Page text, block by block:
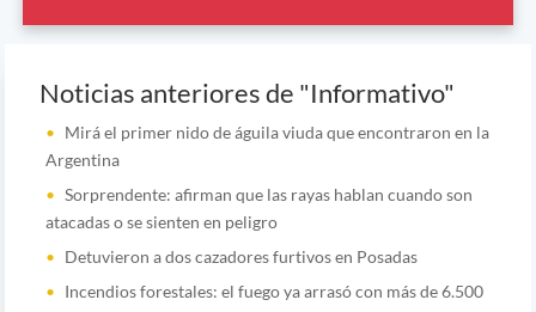
Noticias anteriores de "Informativo"
Mirá el primer nido de águila viuda que encontraron en la
Argentina
Sorprendente: afirman que las rayas hablan cuando son
atacadas o se sienten en peligro
Detuvieron a dos cazadores furtivos en Posadas
Incendios forestales: el fuego ya arrasó con más de 6.500